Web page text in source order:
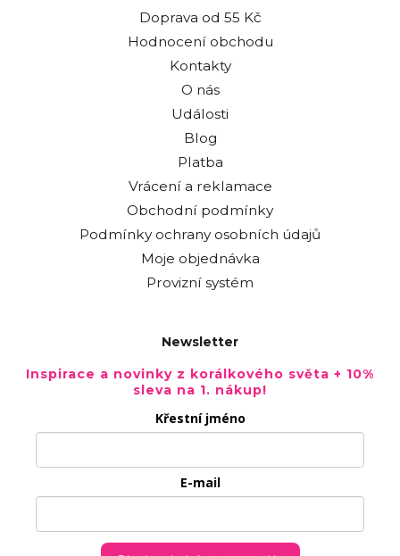
Doprava od 55 Kč
Hodnocení obchodu
Kontakty
O nás
Události
Blog
Platba
Vrácení a reklamace
Obchodní podmínky
Podmínky ochrany osobních údajů
Moje objednávka
Provizní systém
Newsletter
Inspirace a novinky z korálkového světa + 10%
sleva na 1. nákup!
Křestní jméno
E-mail